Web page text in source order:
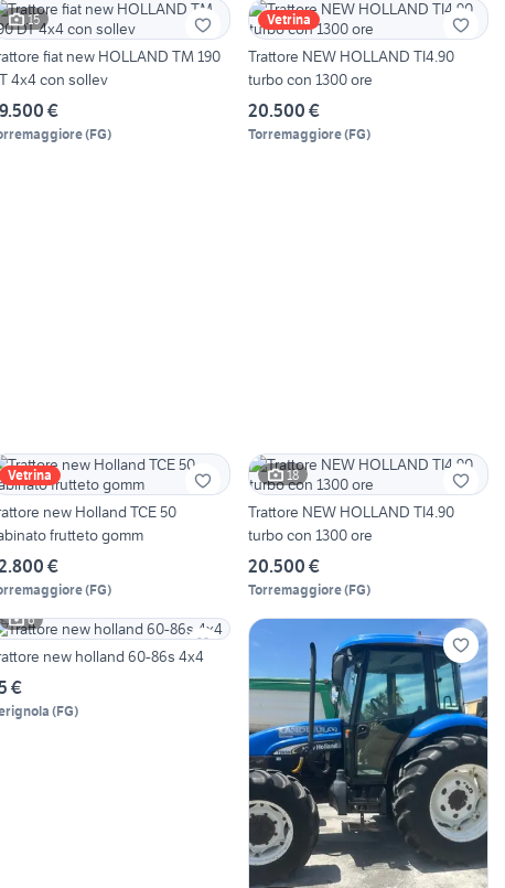
15
fiat new HOLLAND TM 190
4x4 con sollev
€
(FG)
Vetrina
Trattore NEW HOLLAND TI4.90
turbo con 1300 ore
20.500 €
Torremaggiore(FG)
Vetrina
new Holland TCE 50
frutteto gomm
€
(FG)
18
Trattore NEW HOLLAND TI4.90
turbo con 1300 ore
20.500 €
Torremaggiore(FG)
6
new holland 60-86s 4x4
€
(FG)